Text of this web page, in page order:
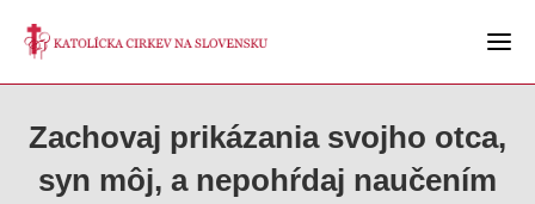
Zachovaj prikázania svojho otca,
syn môj, a nepohŕdaj naučením